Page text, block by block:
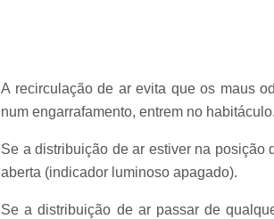
A recirculação de ar evita que os maus
num engarrafamento, entrem no
Se a distribuição de ar estiver na posição
aberta (indicador luminoso apagado).
Se a distribuição de ar passar de